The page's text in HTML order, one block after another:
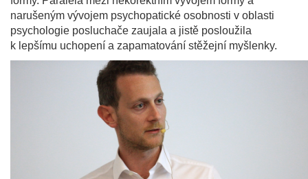
narušeným vývojem psychopatické osobnosti v oblasti
psychologie posluchače zaujala a jistě posloužila
k lepšímu uchopení a zapamatování stěžejní myšlenky.